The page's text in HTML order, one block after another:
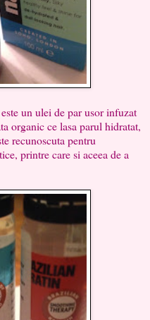
un ulei de par usor infuzat
organic ce lasa parul hidratat,
recunoscuta pentru
printre care si aceea de a